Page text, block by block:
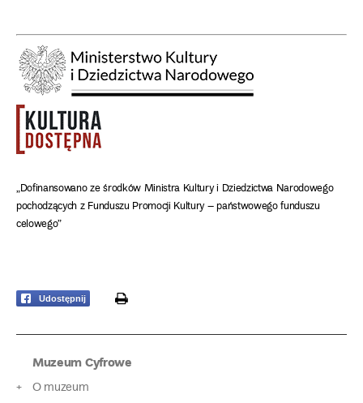
„Dofinansowano ze środków Ministra Kultury i Dziedzictwa Narodowego
pochodzących z Funduszu Promocji Kultury – państwowego funduszu
celowego”
Udostępnij print
Muzeum Cyfrowe
O muzeum